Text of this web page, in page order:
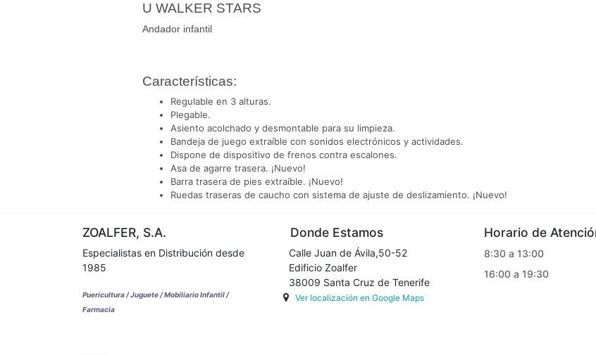
U WALKER STARS
Andador infantil
Características:
Regulable en 3 alturas.
Plegable.
Asiento acolchado y desmontable para su limpieza.
Bandeja de juego extraíble con sonidos electrónicos y actividades.
Dispone de dispositivo de frenos contra escalones.
Asa de agarre trasera. ¡Nuevo!
Barra trasera de pies extraíble. ¡Nuevo!
Ruedas traseras de caucho con sistema de ajuste de deslizamiento. ¡Nuevo!
ZOALFER, S.A.
Especialistas en Distribución desde
1985
Puericultura / Juguete / Mobiliario Infantil /
Farmacia
Donde Estamos
Calle Juan de Ávila,50-52
Edificio Zoalfer
38009 Santa Cruz de Tenerife
Ver localización en Google Maps
Horario de
8:30 a 13:00
16:00 a 19:30